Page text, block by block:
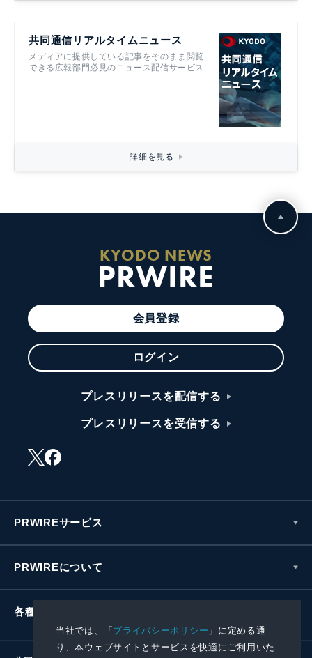
当社では、「プライバシーポリシー 」に定める通
り、本ウェブサイトとサービスを快適にご利用いた
共同通信リアルタイムニュース
メディアに提供している記事をそのまま閲覧
できる広報部門必見のニュース配信サービス
詳細を見る
KYODO NEWS
PRWIRE
会員登録
ログイン
プレスリリースを配信する
プレスリリースを受信する
PRWIREサービス
PRWIREについて
各種お問い合わせ